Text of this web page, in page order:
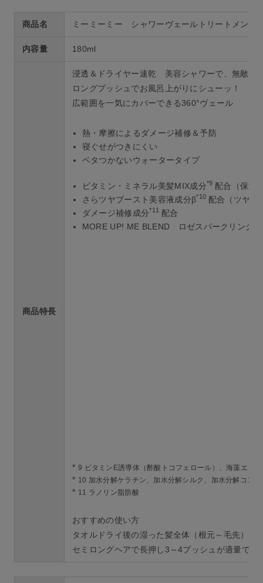
商品名 ミーミーミー シャワーヴェールトリートメント
内容量 180ml
商品特長
浸透＆ドライヤー速乾 美容シャワーで、無敵モ
ロングプッシュでお風呂上がりにシューッ！
広範囲を一気にカバーできる360°ヴェール
熱・摩擦によるダメージ補修＆予防
寝ぐせがつきにくい
ベタつかないウォータータイプ
ビタミン・ミネラル美髪MIX成分*9 配合（保湿
さらツヤブースト美容液成分β*10 配合（ツヤ付
ダメージ補修成分*11 配合
MORE UP! ME BLEND ロゼスパークリング×
* 9 ビタミンE誘導体（酢酸トコフェロール）、海藻エッ
* 10 加水分解ケラチン、加水分解シルク、加水分解コン
* 11 ラノリン脂肪酸
おすすめの使い方
タオルドライ後の湿った髪全体（根元～毛先）
セミロングヘアで長押し3～4プッシュが適量で